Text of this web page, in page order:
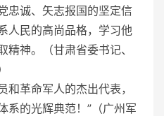
忠诚、矢志报国的坚定信
人民的高尚品格，学习他
神。（甘肃省委书记、
革命军人的杰出代表，
系的光辉典范！”（广州军